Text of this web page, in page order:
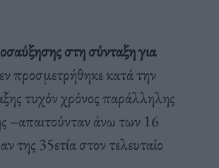
στη σύνταξη για
προσμετρήθηκε κατά την
τυχόν χρόνος παράλληλης
–απαιτούνταν άνω των 16
της 35ετία στον τελευταίο